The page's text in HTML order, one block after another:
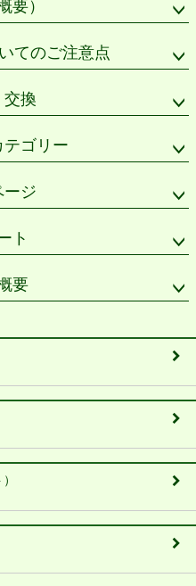
要）
てのご注意点
交換
テゴリー
ージ
ト
要